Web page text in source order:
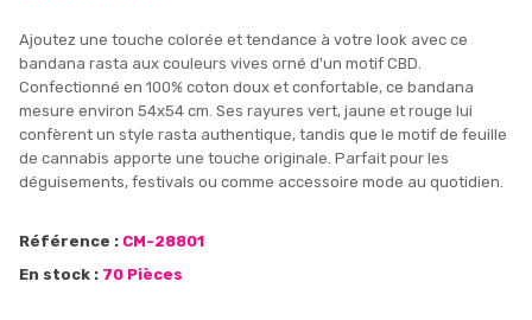
Ajoutez une touche colorée et tendance à votre look avec ce
bandana rasta aux couleurs vives orné d'un motif CBD.
Confectionné en 100% coton doux et confortable, ce bandana
mesure environ 54x54 cm. Ses rayures vert, jaune et rouge lui
confèrent un style rasta authentique, tandis que le motif de feuille
de cannabis apporte une touche originale. Parfait pour les
déguisements, festivals ou comme accessoire mode au quotidien.
Référence : CM-28801
En stock : 70 Pièces